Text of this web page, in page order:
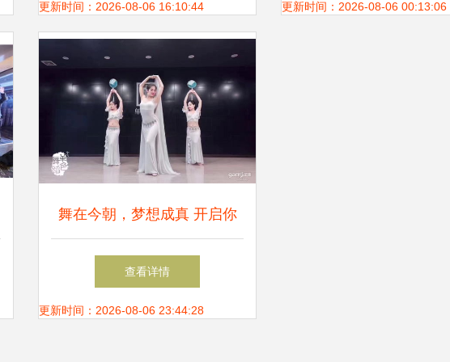
与伴舞姐姐的风采
更新时间：2026-08-06 16:10:44 更新时间：2026-08-06 00:13:06
舞在今朝，梦想成真 开启你
的舞蹈人生
查看详情
更新时间：2026-08-06 23:44:28